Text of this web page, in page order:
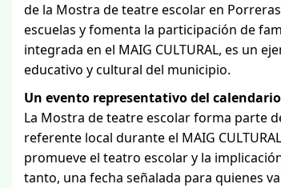
de la Mostra de teatre escolar en
escuelas y fomenta la participación de
integrada en el MAIG CULTURAL, es un
educativo y cultural del municipio.
Un evento representativo del
La Mostra de teatre escolar forma parte
referente local durante el MAIG
promueve el teatro escolar y la
tanto, una fecha señalada para quienes